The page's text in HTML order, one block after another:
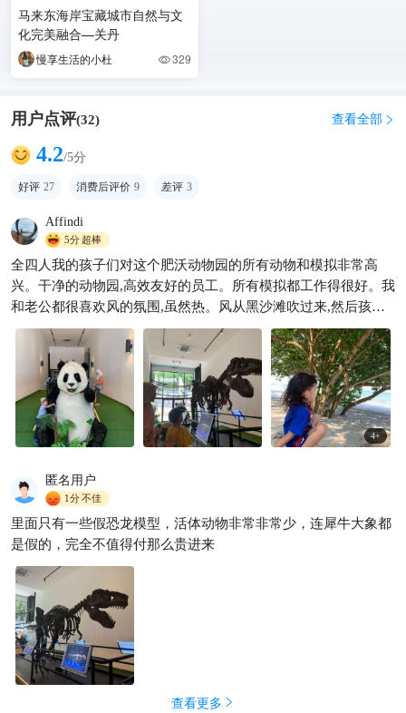
马来东海岸宝藏城市自然与文
化完美融合—关丹
慢享生活的小杜 329
用户点评(32) 查看全部 
4.2/5分
好评 27 消费后评价 9 差评 3
Affindi
5分超棒
全四人我的孩子们对这个肥沃动物园的所有动物和模拟非常高
兴。干净的动物园,高效友好的员工。所有模拟都工作得很好。我
和老公都很喜欢风的氛围,虽然热。风从黑沙滩吹过来,然后孩子
们去海边玩
4+
匿名用户
1分不佳
里面只有一些假恐龙模型，活体动物非常非常少，连犀牛大象都
是假的，完全不值得付那么贵进来
查看更多 